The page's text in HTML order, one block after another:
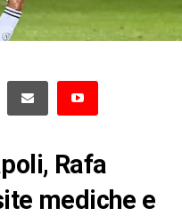
Rafa
mediche e